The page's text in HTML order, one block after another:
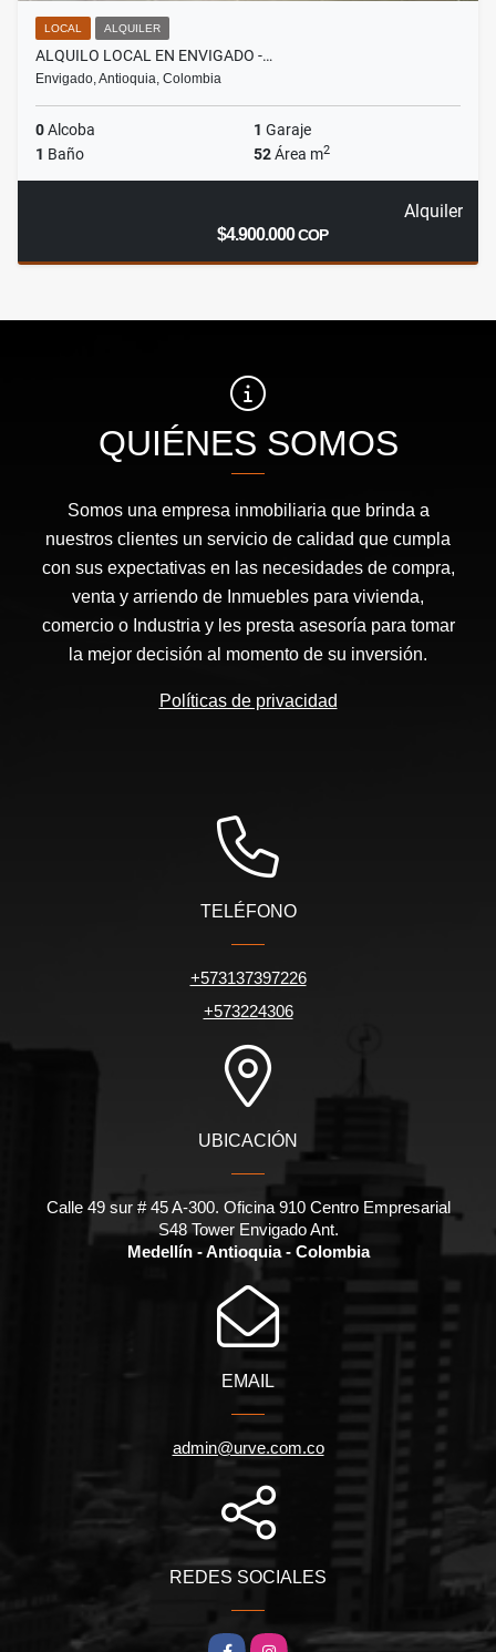
LOCAL ALQUILER
ALQUILO LOCAL EN ENVIGADO -…
Envigado, Antioquia, Colombia
0Alcoba 1 Garaje
1 Baño 52Área m2
Alquiler
$4.900.000COP
QUIÉNES SOMOS
Somos una empresa inmobiliaria que brinda a
nuestros clientes un servicio de calidad que cumpla
con sus expectativas en las necesidades de compra,
venta y arriendo de Inmuebles para vivienda,
comercio o Industria y les presta asesoría para tomar
la mejor decisión al momento de su inversión.
Políticas de privacidad
TELÉFONO
+573137397226
+573224306
UBICACIÓN
Calle 49 sur # 45 A-300. Oficina 910 Centro Empresarial
S48 Tower Envigado Ant.
Medellín - Antioquia - Colombia
EMAIL
admin@urve.com.co
REDES SOCIALES
FacebookInstagram